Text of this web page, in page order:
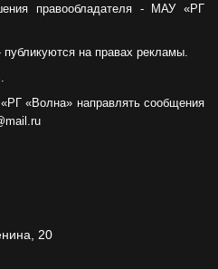
правообладателя - МАУ «РГ
на правах рекламы.
«Волна» направлять сообщения
20